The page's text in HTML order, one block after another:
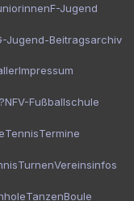
F-Jugend
Jugend-Beitragsarchiv
Impressum
NFV-Fußballschule
TennisTermine
TurnenVereinsinfos
TanzenBoule